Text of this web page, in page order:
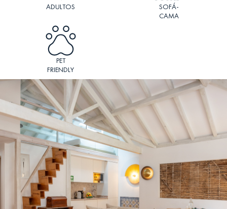
ADULTOS
SOFÁ-
CAMA
PET
FRIENDLY